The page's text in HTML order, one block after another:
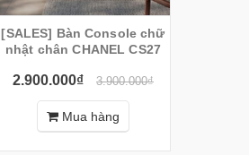
[SALES] Bàn Console chữ
nhật chân CHANEL CS27
2.900.000₫ 3.900.000₫
Mua hàng